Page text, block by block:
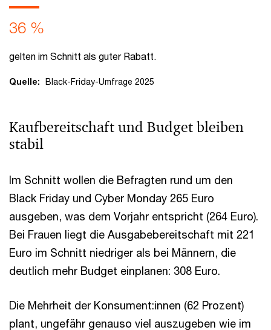
36 %
gelten im Schnitt als guter Rabatt.
Quelle: Black-Friday-Umfrage 2025
Kaufbereitschaft und Budget bleiben
stabil
Im Schnitt wollen die Befragten rund um den
Black Friday und Cyber Monday 265 Euro
ausgeben, was dem Vorjahr entspricht (264 Euro).
Bei Frauen liegt die Ausgabebereitschaft mit 221
Euro im Schnitt niedriger als bei Männern, die
deutlich mehr Budget einplanen: 308 Euro.
Die Mehrheit der Konsument:innen (62 Prozent)
plant, ungefähr genauso viel auszugeben wie im